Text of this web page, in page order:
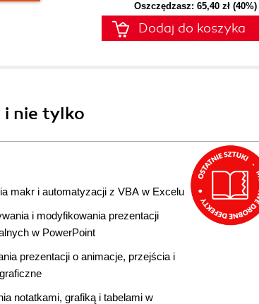
Oszczędzasz: 65,40 zł (40%)
Dodaj do koszyka
i nie tylko
makr i automatyzacji z VBA w Excelu
i modyfikowania prezentacji
w PowerPoint
prezentacji o animacje, przejścia i
notatkami, grafiką i tabelami w